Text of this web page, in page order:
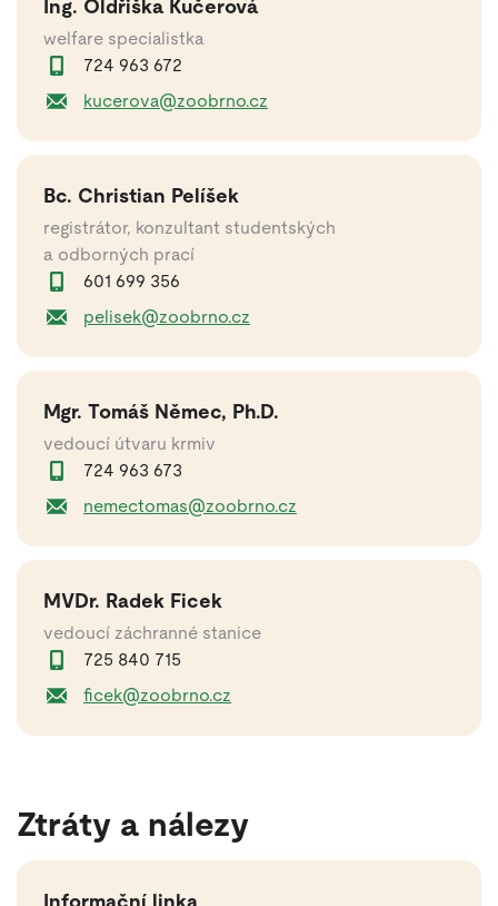
Ing. Oldřiška Kučerová
welfare specialistka
724 963 672
kucerova@zoobrno.cz
Bc. Christian Pelíšek
registrátor, konzultant studentských
a odborných prací
601 699 356
pelisek@zoobrno.cz
Mgr. Tomáš Němec, Ph.D.
vedoucí útvaru krmiv
724 963 673
nemectomas@zoobrno.cz
MVDr. Radek Ficek
vedoucí záchranné stanice
725 840 715
ficek@zoobrno.cz
Ztráty a nálezy
Informační linka